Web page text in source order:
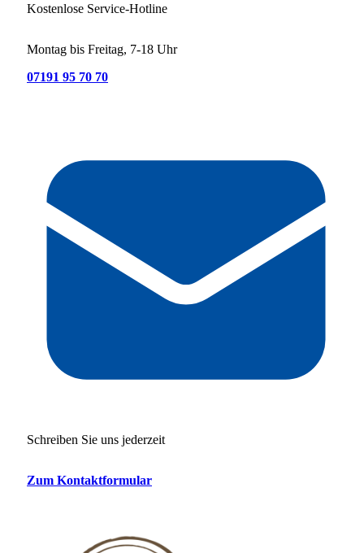
Kostenlose Service-Hotline
Montag bis Freitag, 7-18 Uhr
07191 95 70 70
Schreiben Sie uns jederzeit
Zum Kontaktformular